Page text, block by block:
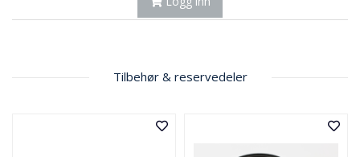
Tilbehør & reservedeler